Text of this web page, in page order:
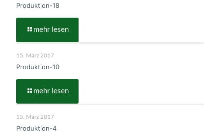
Produktion-18
mehr lesen
15. März 2017
Produktion-10
mehr lesen
15. März 2017
Produktion-4